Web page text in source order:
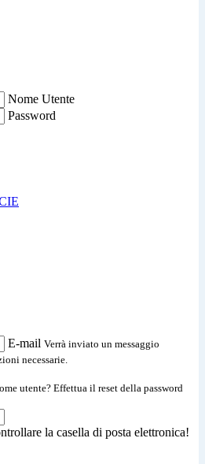
Nome Utente
Password
E-mail Verrà inviato un messaggio
necessarie.
utente? Effettua il reset della password
la casella di posta elettronica!